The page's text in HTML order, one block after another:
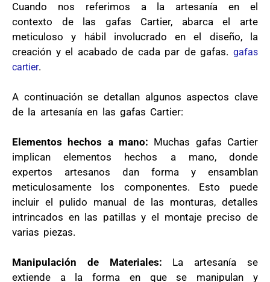
Cuando nos referimos a la artesanía en el
contexto de las gafas Cartier, abarca el arte
meticuloso y hábil involucrado en el diseño, la
creación y el acabado de cada par de gafas. gafas
cartier.
A continuación se detallan algunos aspectos clave
de la artesanía en las gafas Cartier:
Elementos hechos a mano: Muchas gafas Cartier
implican elementos hechos a mano, donde
expertos artesanos dan forma y ensamblan
meticulosamente los componentes. Esto puede
incluir el pulido manual de las monturas, detalles
intrincados en las patillas y el montaje preciso de
varias piezas.
Manipulación de Materiales: La artesanía se
extiende a la forma en que se manipulan y